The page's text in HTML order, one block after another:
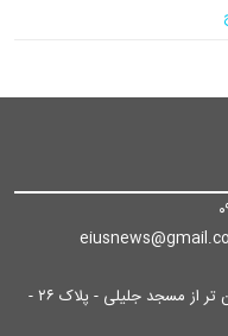
آدرس: تهران/ انتهای خیابان ایرانشهر - پایین تر از مسجد جلیلی - پلاک ۲۶ -